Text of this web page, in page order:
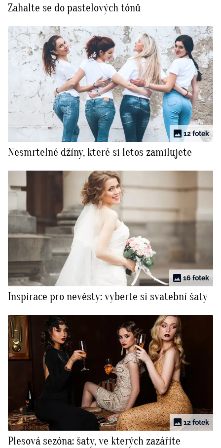
Rady a tipy
BurdaMedia
SVĚT ŽENY - 599 KČ
ROČNÍ PŘEDPLATNÉ SVĚT ŽENY +
SADA PRODUKTŮ MANA (10 ks)
Zahalte se do pastelových tónů
12 fotek
Nesmrtelné džíny, které si letos zamilujete
16 fotek
Inspirace pro nevěsty: vyberte si svatební šaty
12 fotek
Plesová sezóna: šaty, ve kterých zazáříte